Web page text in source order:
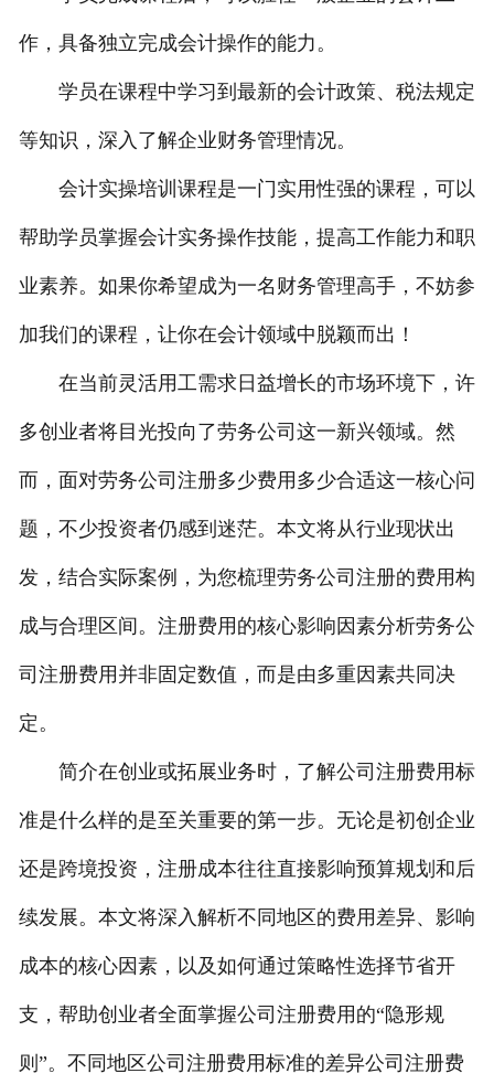
作，具备独立完成会计操作的能力。
学员在课程中学习到最新的会计政策、税法规定
等知识，深入了解企业财务管理情况。
会计实操培训课程是一门实用性强的课程，可以
帮助学员掌握会计实务操作技能，提高工作能力和职
业素养。如果你希望成为一名财务管理高手，不妨参
加我们的课程，让你在会计领域中脱颖而出！
在当前灵活用工需求日益增长的市场环境下，许
多创业者将目光投向了劳务公司这一新兴领域。然
而，面对劳务公司注册多少费用多少合适这一核心问
题，不少投资者仍感到迷茫。本文将从行业现状出
发，结合实际案例，为您梳理劳务公司注册的费用构
成与合理区间。注册费用的核心影响因素分析劳务公
司注册费用并非固定数值，而是由多重因素共同决
定。
简介在创业或拓展业务时，了解公司注册费用标
准是什么样的是至关重要的第一步。无论是初创企业
还是跨境投资，注册成本往往直接影响预算规划和后
续发展。本文将深入解析不同地区的费用差异、影响
成本的核心因素，以及如何通过策略性选择节省开
支，帮助创业者全面掌握公司注册费用的“隐形规
则”。不同地区公司注册费用标准的差异公司注册费